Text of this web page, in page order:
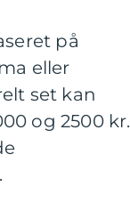
på
eller
set kan
og 2500 kr.